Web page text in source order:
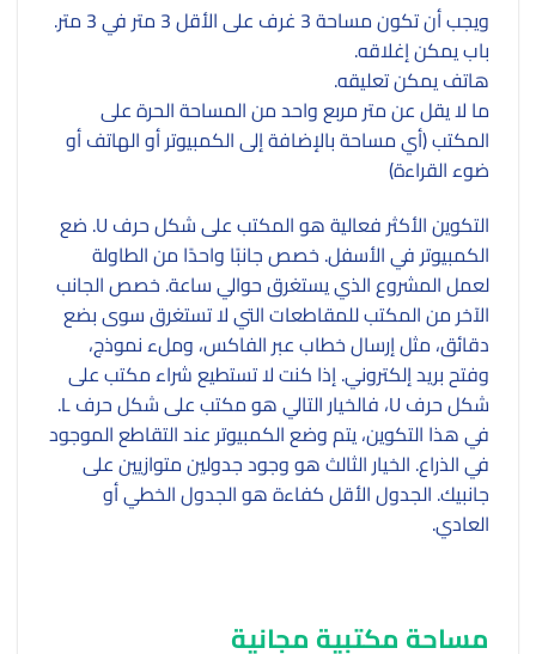
ويجب أن تكون مساحة 3 غرف على الأقل 3 متر في 3 متر.
باب يمكن إغلاقه.
هاتف يمكن تعليقه.
ما لا يقل عن متر مربع واحد من المساحة الحرة على
المكتب (أي مساحة بالإضافة إلى الكمبيوتر أو الهاتف أو
ضوء القراءة)
التكوين الأكثر فعالية هو المكتب على شكل حرف U. ضع
الكمبيوتر في الأسفل. خصص جانبًا واحدًا من الطاولة
لعمل المشروع الذي يستغرق حوالي ساعة. خصص الجانب
الآخر من المكتب للمقاطعات التي لا تستغرق سوى بضع
دقائق، مثل إرسال خطاب عبر الفاكس، وملء نموذج،
وفتح بريد إلكتروني. إذا كنت لا تستطيع شراء مكتب على
شكل حرف U، فالخيار التالي هو مكتب على شكل حرف L.
في هذا التكوين، يتم وضع الكمبيوتر عند التقاطع الموجود
في الذراع. الخيار الثالث هو وجود جدولين متوازيين على
جانبيك. الجدول الأقل كفاءة هو الجدول الخطي أو
العادي.
مساحة مكتبية مجانية